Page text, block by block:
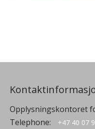
Opplysningskontoret
Telephone:
+47 40 07